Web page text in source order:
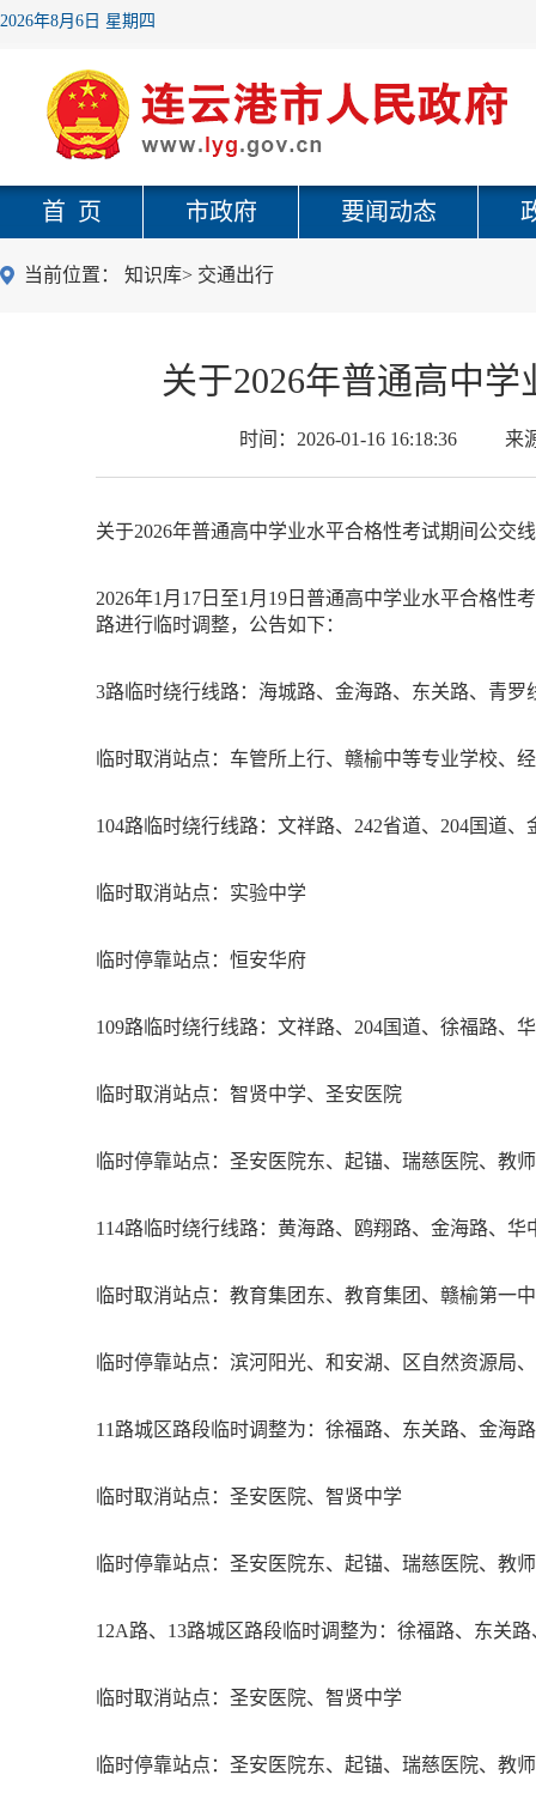
2026年8月6日 星期四
首 页 市政府 要闻动态
当前位置： 知识库> 交通出行
关于2026年普通高中
时间： 2026-01-16 16:18:36 来
关于2026年普通高中学业水平合格性考试期间公交
2026年1月17日至1月19日普通高中学业水平合格
路进行临时调整，公告如下：
3路临时绕行线路：海城路、金海路、东关路、青罗
临时取消站点：车管所上行、赣榆中等专业学校、
104路临时绕行线路：文祥路、242省道、204国道
临时取消站点：实验中学
临时停靠站点：恒安华府
109路临时绕行线路：文祥路、204国道、徐福路、
临时取消站点：智贤中学、圣安医院
临时停靠站点：圣安医院东、起锚、瑞慈医院、教
114路临时绕行线路：黄海路、鸥翔路、金海路、
临时取消站点：教育集团东、教育集团、赣榆第一
临时停靠站点：滨河阳光、和安湖、区自然资源局
11路城区路段临时调整为：徐福路、东关路、金海
临时取消站点：圣安医院、智贤中学
临时停靠站点：圣安医院东、起锚、瑞慈医院、教
12A路、13路城区路段临时调整为：徐福路、东关
临时取消站点：圣安医院、智贤中学
临时停靠站点：圣安医院东、起锚、瑞慈医院、教